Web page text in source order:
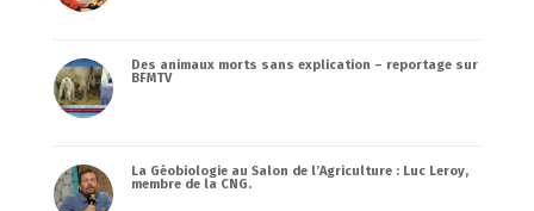
Des animaux morts sans explication – reportage sur
BFMTV
La Géobiologie au Salon de l’Agriculture : Luc Leroy,
membre de la CNG.